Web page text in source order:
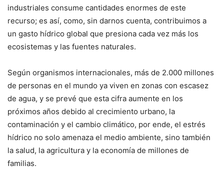
industriales consume cantidades enormes de este
recurso; es así, como, sin darnos cuenta, contribuimos a
un gasto hídrico global que presiona cada vez más los
ecosistemas y las fuentes naturales.
Según organismos internacionales, más de 2.000 millones
de personas en el mundo ya viven en zonas con escasez
de agua, y se prevé que esta cifra aumente en los
próximos años debido al crecimiento urbano, la
contaminación y el cambio climático, por ende, el estrés
hídrico no solo amenaza el medio ambiente, sino también
la salud, la agricultura y la economía de millones de
familias.